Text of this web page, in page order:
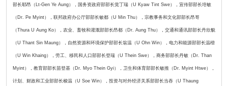
部长耶昂（Lt-Gen Ye Aung），国务资政府部部长觉丁瑞（U Kyaw Tint Swe），宣传部部长培敏
（Dr. Pe Myint），联邦政府办公厅部部长敏都（U Min Thu），宗教事务和文化部部长昂哥
（Thura U Aung Ko），农业、畜牧和灌溉部部长昂都（Dr. Aung Thu），交通和通讯部部长丹欣貌
（U Thant Sin Maung），自然资源和环境保护部部长翁温（U Ohn Win），电力和能源部部长温楷
（U Win Khaing），劳工、移民和人口部部长登瑞（U Thein Swe），商务部部长丹敏（Dr. Than
Myint），教育部部长苗登基（Dr. Myo Thein Gyi），卫生和体育部部长敏推（Dr. Myint Htwe），
计划、财政和工业部部长梭温（U Soe Win），投资与对外经济关系部部长当吞（U Thaung